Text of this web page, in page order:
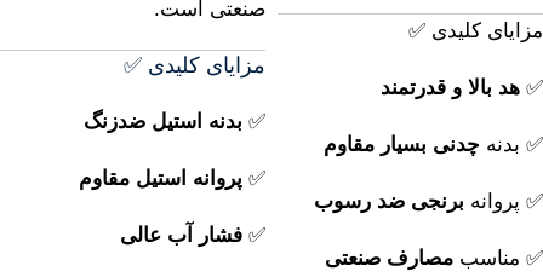
مزایای کلیدی ✅
✅ هد بالا و قدرتمند
✅ بدنه چدنی بسیار مقاوم
✅ پروانه برنجی ضد رسوب
✅ مناسب مصارف صنعتی
صنعتی است.
مزایای کلیدی ✅
✅ بدنه استیل ضدزنگ
✅ پروانه استیل مقاوم
✅ فشار آب عالی